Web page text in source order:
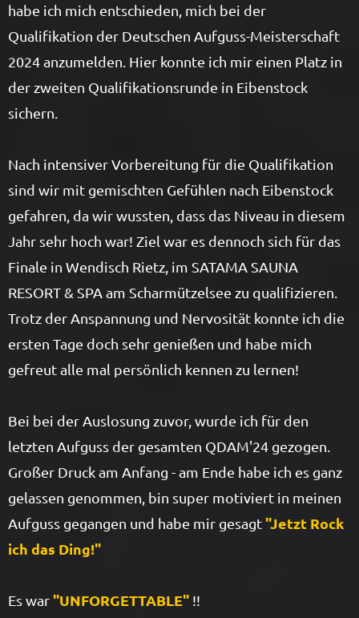
habe ich mich entschieden, mich bei der
Qualifikation der Deutschen Aufguss-Meisterschaft
2024 anzumelden. Hier konnte ich mir einen Platz in
der zweiten Qualifikationsrunde in Eibenstock
sichern.
Nach intensiver Vorbereitung für die Qualifikation
sind wir mit gemischten Gefühlen nach Eibenstock
gefahren, da wir wussten, dass das Niveau in diesem
Jahr sehr hoch war! Ziel war es dennoch sich für das
Finale in Wendisch Rietz, im SATAMA SAUNA
RESORT & SPA am Scharmützelsee zu qualifizieren.
Trotz der Anspannung und Nervosität konnte ich die
ersten Tage doch sehr genießen und habe mich
gefreut alle mal persönlich kennen zu lernen!
Bei bei der Auslosung zuvor, wurde ich für den
letzten Aufguss der gesamten QDAM'24 gezogen.
Großer Druck am Anfang - am Ende habe ich es ganz
gelassen genommen, bin super motiviert in meinen
Aufguss gegangen und habe mir gesagt "Jetzt Rock
ich das Ding!"
Es war "UNFORGETTABLE" !!